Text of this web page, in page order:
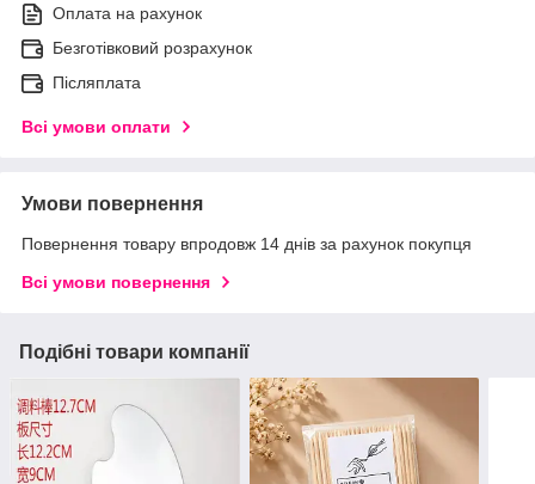
Оплата на рахунок
Безготівковий розрахунок
Післяплата
Всі умови оплати
Умови повернення
Повернення товару впродовж 14 днів за рахунок покупця
Всі умови повернення
Подібні товари компанії